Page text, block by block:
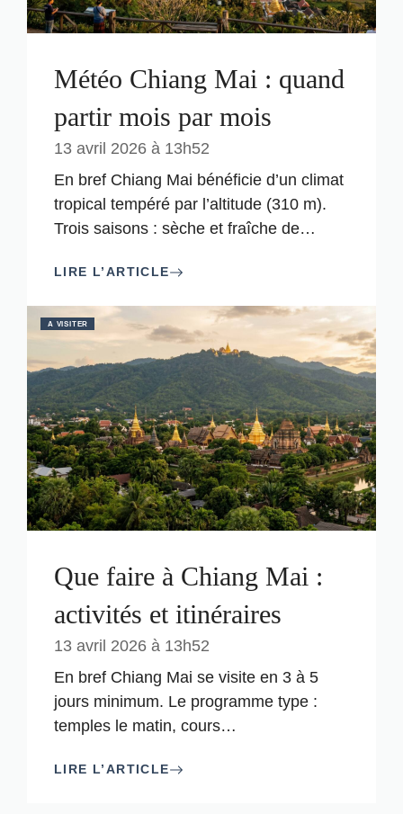
Météo Chiang Mai : quand
partir mois par mois
13 avril 2026 à 13h52
En bref Chiang Mai bénéficie d’un climat
tropical tempéré par l’altitude (310 m).
Trois saisons : sèche et fraîche de…
LIRE L’ARTICLE
A VISITER
Que faire à Chiang Mai :
activités et itinéraires
13 avril 2026 à 13h52
En bref Chiang Mai se visite en 3 à 5
jours minimum. Le programme type :
temples le matin, cours…
LIRE L’ARTICLE